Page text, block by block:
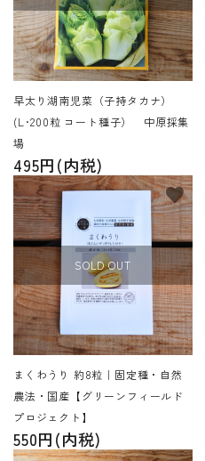
早太り湖南児菜（子持タカナ）
(L･200粒 コート種子） 中原採集
場
495円(内税)
SOLD OUT
まくわうり 約8粒｜固定種・自然
農法・国産【グリーンフィールド
プロジェクト】
550円(内税)
favorite